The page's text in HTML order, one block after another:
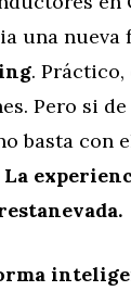
una nueva
.
Pero si
basta con
La